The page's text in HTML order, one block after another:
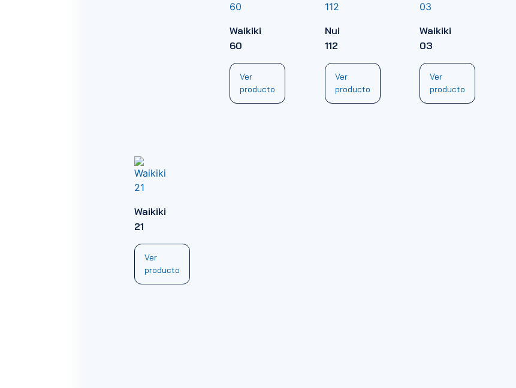
Waikiki
60
Ver
producto
Nui
112
Ver
producto
Waikiki
03
Ver
producto
Waikiki
21
Ver
producto